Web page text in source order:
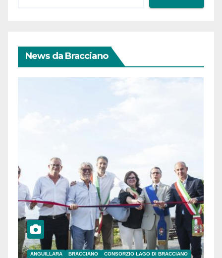
News da Bracciano
ANGUILLARA BRACCIANO
CONSORZIO LAGO DI BRACCIANO